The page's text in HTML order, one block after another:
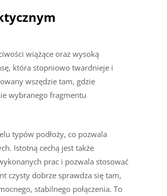
wiążące oraz wysoką
która stopniowo twardnieje i
wszędzie tam, gdzie
wybranego fragmentu
typów podłoży, co pozwala
Istotną cechą jest także
prac i pozwala stosować
czysty dobrze sprawdza się tam,
stabilnego połączenia. To